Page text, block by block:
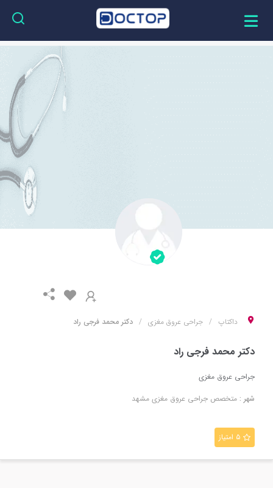
داکتاپ جراحی عروق مغزی دکتر محمد فرجی راد
دکتر محمد فرجی راد
جراحی عروق مغزی
شهر : متخصص جراحی عروق مغزی مشهد
۵ امتیاز